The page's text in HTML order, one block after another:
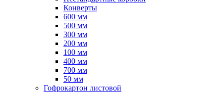
Конверты
600 мм
500 мм
300 мм
200 мм
100 мм
400 мм
700 мм
50 мм
Гофрокартон листовой